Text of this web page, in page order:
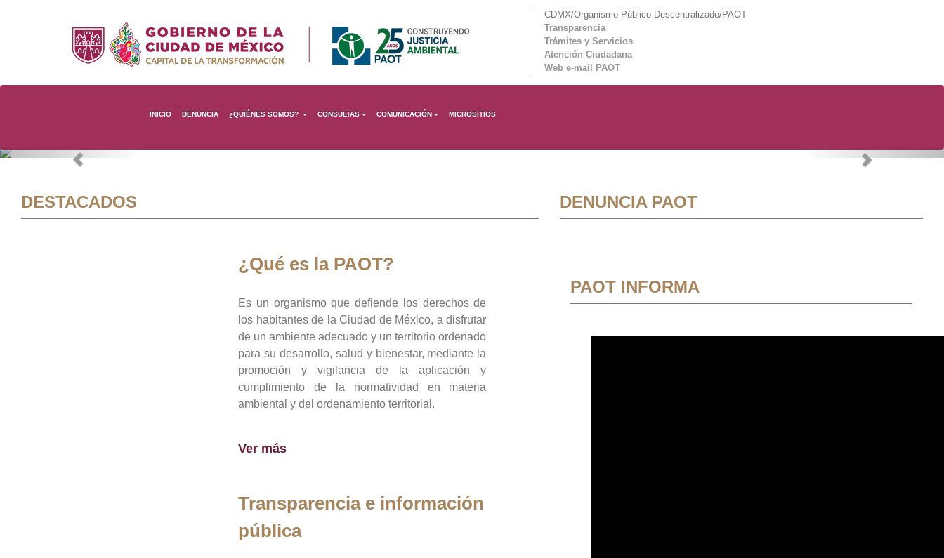
CDMX/Organismo Público Descentralizado/PAOT
Transparencia
Trámites y Servicios
Atención Ciudadana
Web e-mail PAOT
INICIO DENUNCIA ¿QUIÉNES SOMOS? CONSULTAS COMUNICACIÓN MICROSITIOS
Previous Next
DESTACADOS
¿Qué es la PAOT?
Es un organismo que defiende los derechos de
los habitantes de la Ciudad de México, a disfrutar
de un ambiente adecuado y un territorio ordenado
para su desarrollo, salud y bienestar, mediante la
promoción y vigilancia de la aplicación y
cumplimiento de la normatividad en materia
ambiental y del ordenamiento territorial.
Ver más
Transparencia e información
pública
DENUNCIA PAOT
PAOT INFORMA